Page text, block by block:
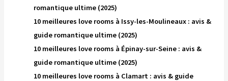
romantique ultime (2025)
10 meilleures love rooms à Issy-les-Moulineaux : avis &
guide romantique ultime (2025)
10 meilleures love rooms à Épinay-sur-Seine : avis &
guide romantique ultime (2025)
10 meilleures love rooms à Clamart : avis & guide